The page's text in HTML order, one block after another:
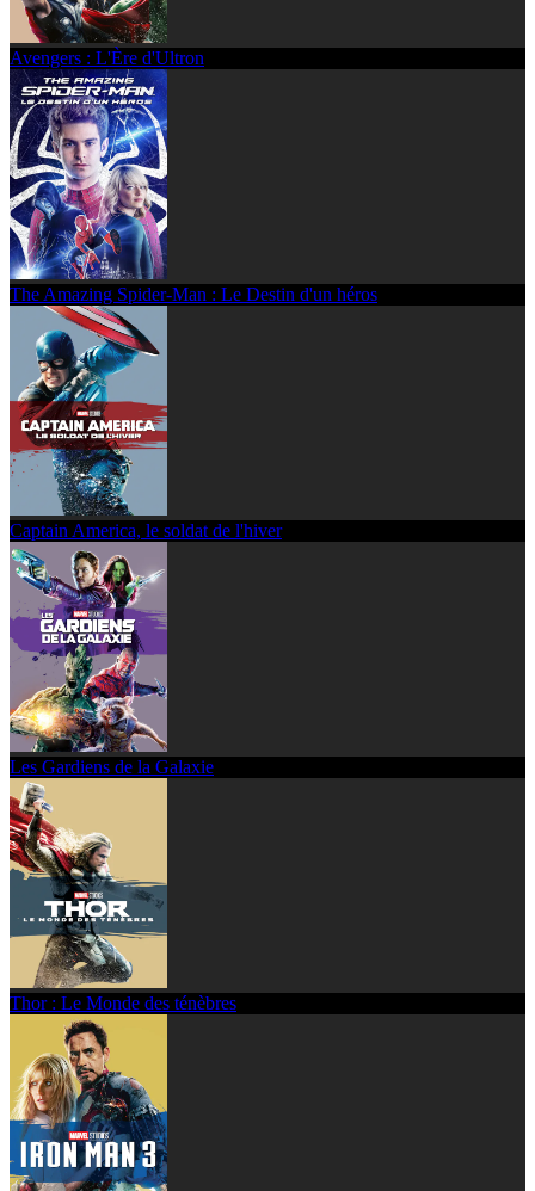
Avengers : L'Ère d'Ultron
The Amazing Spider-Man : Le Destin d'un héros
Captain America, le soldat de l'hiver
Les Gardiens de la Galaxie
Thor : Le Monde des ténèbres